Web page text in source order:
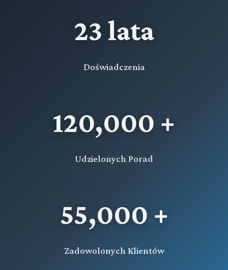
23 lata
Doświadczenia
120,000 +
Udzielonych Porad
55,000 +
Zadowolonych Klientów